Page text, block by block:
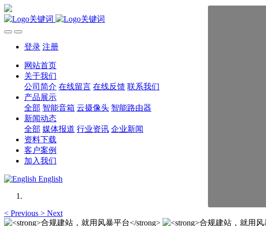
登录 注册
网站首页
关于我们
公司简介 在线留言 在线反馈 联系我们
产品展示
全部 智能音箱 云摄像头 智能路由器
新闻动态
全部 媒体报道 行业资讯 企业新闻
资料下载
客户案例
加入我们
English
< Previous > Next